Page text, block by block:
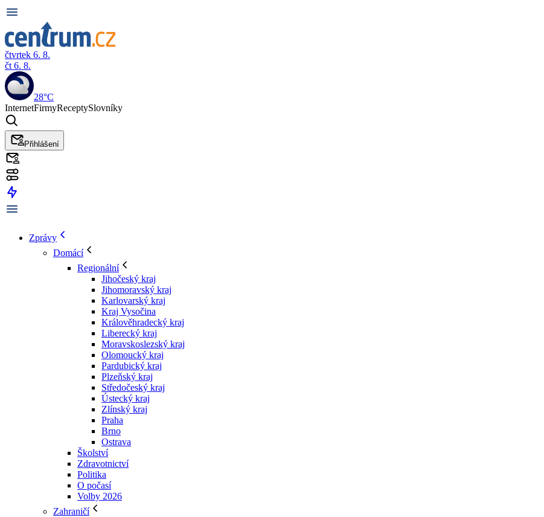
čtvrtek 6. 8.
čt 6. 8.
28°C
InternetFirmyReceptySlovníky
Přihlášení
Zprávy
Domácí
Regionální
Jihočeský kraj
Jihomoravský kraj
Karlovarský kraj
Kraj Vysočina
Králověhradecký kraj
Liberecký kraj
Moravskoslezský kraj
Olomoucký kraj
Pardubický kraj
Plzeňský kraj
Středočeský kraj
Ústecký kraj
Zlínský kraj
Praha
Brno
Ostrava
Školství
Zdravotnictví
Politika
O počasí
Volby 2026
Zahraničí